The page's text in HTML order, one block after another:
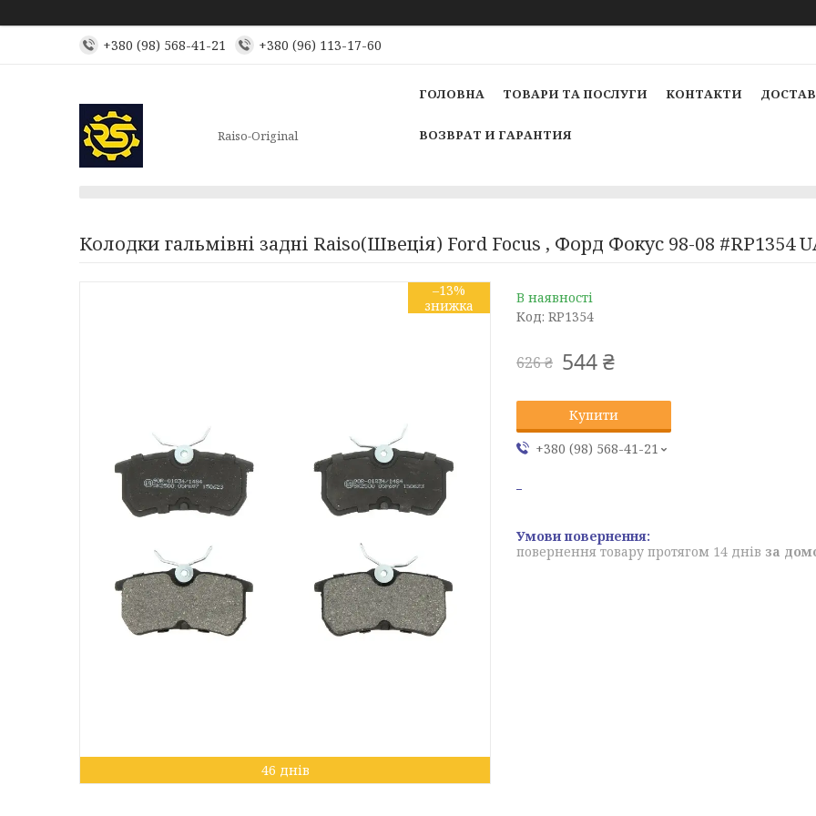
+380 (98) 568-41-21 +380 (96) 113-17-60
Raiso-Original
ГОЛОВНА ТОВАРИ ТА ПОСЛУГИ КОНТАКТИ
ВОЗВРАТ И ГАРАНТИЯ
Колодки гальмівні задні Raiso(Швеція) Ford Focus , Форд Фокус 98-08 #RP1354
–13%
46 днів
В наявності
Код: RP1354
626 ₴ 544 ₴
Купити
+380 (98) 568-41-21
повернення товару протягом 14 днів за